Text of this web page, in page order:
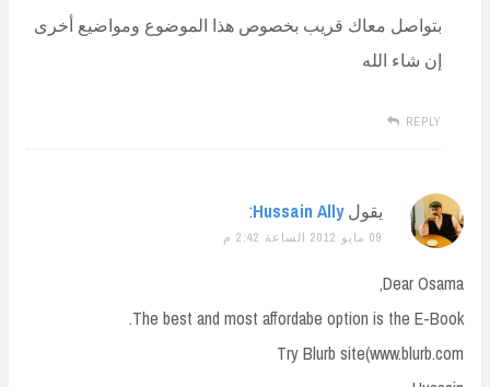
بتواصل معاك قريب بخصوص هذا الموضوع ومواضيع أخرى
إن شاء الله
REPLY
يقول Hussain Ally
:
09 مايو 2012 الساعة 2:42 م
Dear Osama,
The best and most affordabe option is the E-Book.
Try Blurb site(www.blurb.com